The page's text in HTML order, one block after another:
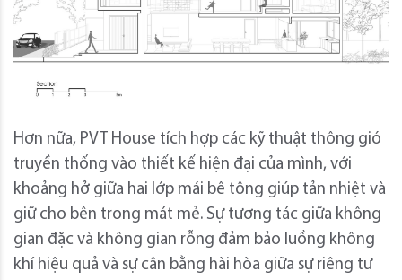
Hơn nữa, PVT House tích hợp các kỹ thuật thông gió
truyền thống vào thiết kế hiện đại của mình, với
khoảng hở giữa hai lớp mái bê tông giúp tản nhiệt và
giữ cho bên trong mát mẻ. Sự tương tác giữa không
gian đặc và không gian rỗng đảm bảo luồng không
khí hiệu quả và sự cân bằng hài hòa giữa sự riêng tư